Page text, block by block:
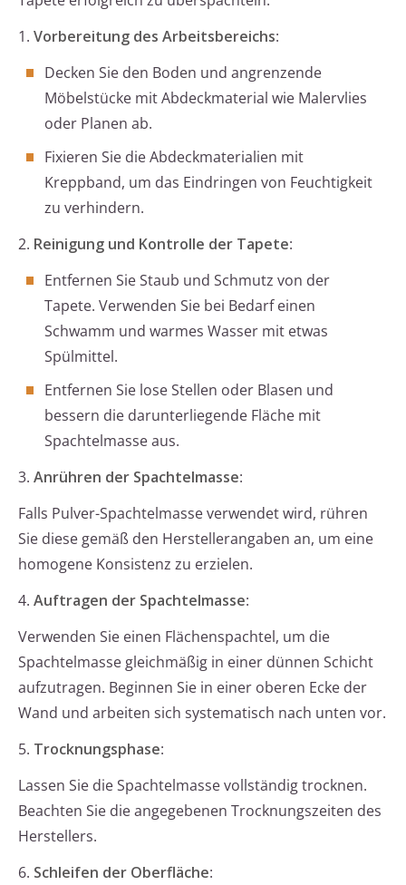
1. Vorbereitung des Arbeitsbereichs:
Decken Sie den Boden und angrenzende
Möbelstücke mit Abdeckmaterial wie Malervlies
oder Planen ab.
Fixieren Sie die Abdeckmaterialien mit
Kreppband, um das Eindringen von Feuchtigkeit
zu verhindern.
2. Reinigung und Kontrolle der Tapete:
Entfernen Sie Staub und Schmutz von der
Tapete. Verwenden Sie bei Bedarf einen
Schwamm und warmes Wasser mit etwas
Spülmittel.
Entfernen Sie lose Stellen oder Blasen und
bessern die darunterliegende Fläche mit
Spachtelmasse aus.
3. Anrühren der Spachtelmasse:
Falls Pulver-Spachtelmasse verwendet wird, rühren
Sie diese gemäß den Herstellerangaben an, um eine
homogene Konsistenz zu erzielen.
4. Auftragen der Spachtelmasse:
Verwenden Sie einen Flächenspachtel, um die
Spachtelmasse gleichmäßig in einer dünnen Schicht
aufzutragen. Beginnen Sie in einer oberen Ecke der
Wand und arbeiten sich systematisch nach unten vor.
5. Trocknungsphase:
Lassen Sie die Spachtelmasse vollständig trocknen.
Beachten Sie die angegebenen Trocknungszeiten des
Herstellers.
6. Schleifen der Oberfläche: